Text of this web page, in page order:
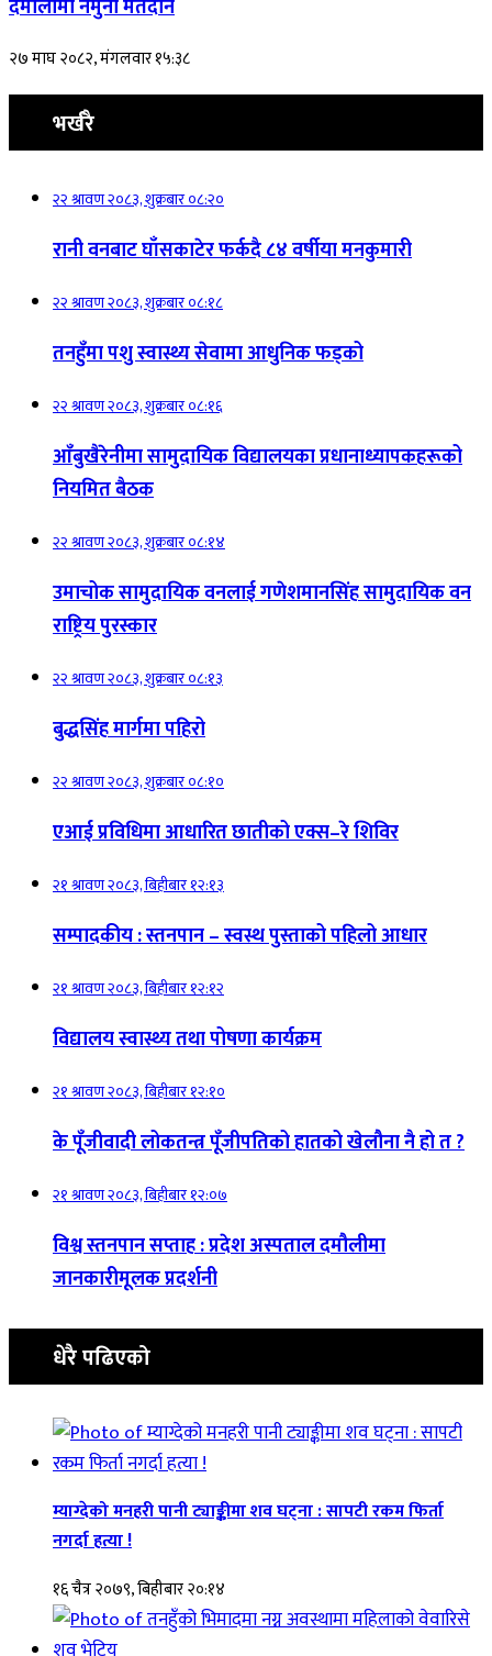
दमौलीमा नमुना मतदान
२७ माघ २०८२, मंगलवार १५:३८
भर्खरै
२२ श्रावण २०८३, शुक्रबार ०८:२०
रानी वनबाट घाँसकाटेर फर्कदै ८४ वर्षीया मनकुमारी
२२ श्रावण २०८३, शुक्रबार ०८:१८
तनहुँमा पशु स्वास्थ्य सेवामा आधुनिक फड्को
२२ श्रावण २०८३, शुक्रबार ०८:१६
आँबुखैरेनीमा सामुदायिक विद्यालयका प्रधानाध्यापकहरूको
नियमित बैठक
२२ श्रावण २०८३, शुक्रबार ०८:१४
उमाचोक सामुदायिक वनलाई गणेशमानसिंह सामुदायिक वन
राष्ट्रिय पुरस्कार
२२ श्रावण २०८३, शुक्रबार ०८:१३
बुद्धसिंह मार्गमा पहिरो
२२ श्रावण २०८३, शुक्रबार ०८:१०
एआई प्रविधिमा आधारित छातीको एक्स–रे शिविर
२१ श्रावण २०८३, बिहीबार १२:१३
सम्पादकीय : स्तनपान – स्वस्थ पुस्ताको पहिलो आधार
२१ श्रावण २०८३, बिहीबार १२:१२
विद्यालय स्वास्थ्य तथा पोषणा कार्यक्रम
२१ श्रावण २०८३, बिहीबार १२:१०
के पूँजीवादी लोकतन्त्र पूँजीपतिको हातको खेलौना नै हो त ?
२१ श्रावण २०८३, बिहीबार १२:०७
विश्व स्तनपान सप्ताह : प्रदेश अस्पताल दमौलीमा
जानकारीमूलक प्रदर्शनी
धेरै पढिएको
म्याग्देको मनहरी पानी ट्याङ्कीमा शव घट्ना : सापटी रकम फिर्ता
नगर्दा हत्या !
१६ चैत्र २०७९, बिहीबार २०:१४